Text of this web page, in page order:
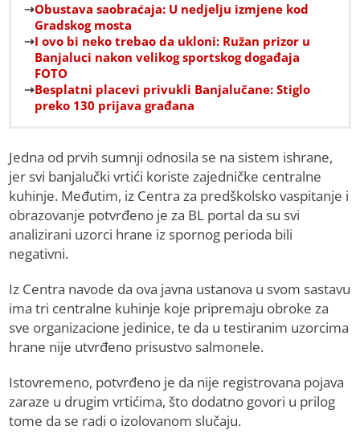
Obustava saobraćaja: U nedjelju izmjene kod
Gradskog mosta
I ovo bi neko trebao da ukloni: Ružan prizor u
Banjaluci nakon velikog sportskog događaja
FOTO
Besplatni placevi privukli Banjalučane: Stiglo
preko 130 prijava građana
Jedna od prvih sumnji odnosila se na sistem ishrane,
jer svi banjalučki vrtići koriste zajedničke centralne
kuhinje. Međutim, iz Centra za predškolsko vaspitanje i
obrazovanje potvrđeno je za BL portal da su svi
analizirani uzorci hrane iz spornog perioda bili
negativni.
Iz Centra navode da ova javna ustanova u svom sastavu
ima tri centralne kuhinje koje pripremaju obroke za
sve organizacione jedinice, te da u testiranim uzorcima
hrane nije utvrđeno prisustvo salmonele.
Istovremeno, potvrđeno je da nije registrovana pojava
zaraze u drugim vrtićima, što dodatno govori u prilog
tome da se radi o izolovanom slučaju.